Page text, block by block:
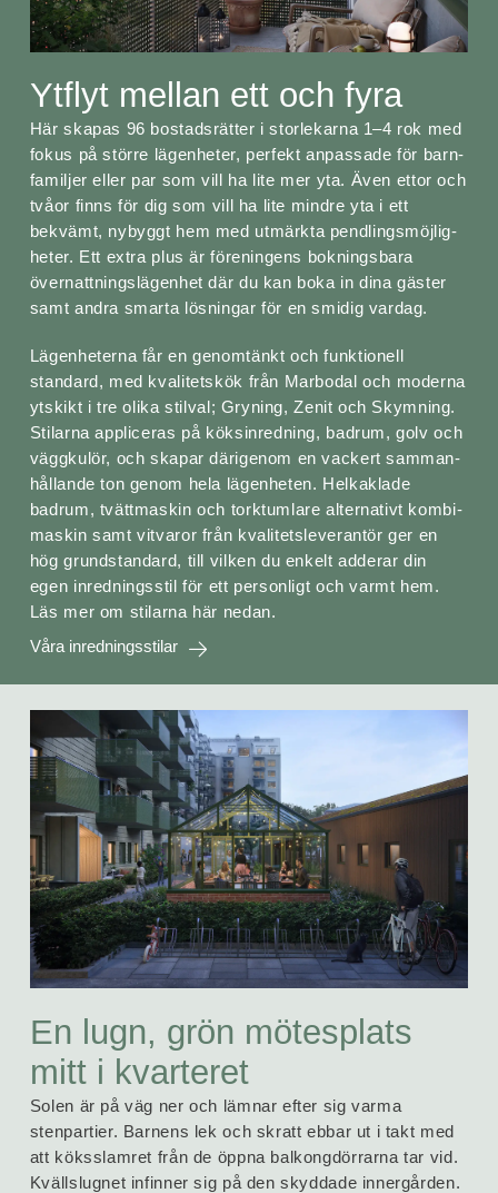
Ytflyt mellan ett och fyra
Här skapas 96 bostadsrätter i storlekar­na 1–4 rok med
fokus på större lägen­heter, perfekt anpassade för barn­
familjer eller par som vill ha lite mer yta. Även ettor och
tvåor finns för dig som vill ha lite mindre yta i ett
bekvämt, nybyggt hem med utmärkta pendlingsmöjlig­
heter. Ett extra plus är föreningens bokningsbara
övernatt­nings­lägenhet där du kan boka in dina gäster
samt andra smarta lösningar för en smidig vardag.
Lägenheterna får en genomtänkt och funktionell
standard, med kvalitetskök från Marbodal och moderna
ytskikt i tre olika stilval; Gryning, Zenit och Skymning.
Stilarna appliceras på köksinred­ning, badrum, golv och
väggkulör, och skapar därigenom en vackert samman­
hållande ton genom hela lägen­heten. Helkaklade
badrum, tvättmaskin och tork­tumlare alternativt kombi­
maskin samt vitvaror från kvalitetsleverantör ger en
hög grund­standard, till vilken du enkelt adderar din
egen inredningsstil för ett personligt och varmt hem.
Läs mer om stilarna här nedan.
Våra inredningsstilar
En lugn, grön mötesplats
mitt i kvarteret
Solen är på väg ner och lämnar efter sig varma
stenpartier. Barnens lek och skratt ebbar ut i takt med
att köks­slamret från de öppna balkong­dörrarna tar vid.
Kvällslugnet infinner sig på den skyddade innergården.